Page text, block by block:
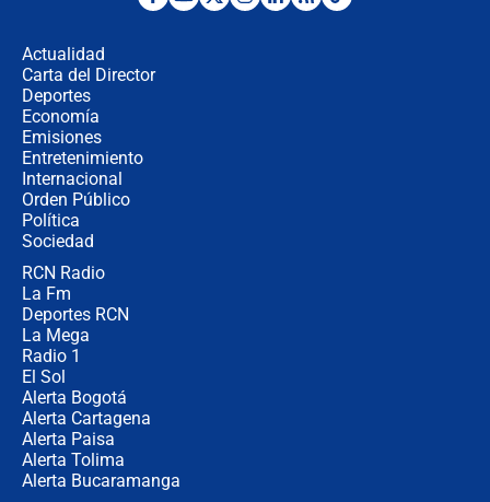
Actualidad
Carta del Director
Deportes
Economía
Emisiones
Entretenimiento
Internacional
Orden Público
Política
Sociedad
RCN Radio
La Fm
Deportes RCN
La Mega
Radio 1
El Sol
Alerta Bogotá
Alerta Cartagena
Alerta Paisa
Alerta Tolima
Alerta Bucaramanga